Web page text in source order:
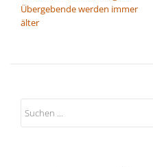
Übergebende werden immer
älter